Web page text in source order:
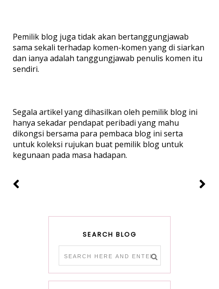
Pemilik blog juga tidak akan bertanggungjawab
sama sekali terhadap komen-komen yang di siarkan
dan ianya adalah tanggungjawab penulis komen itu
sendiri.
Segala artikel yang dihasilkan oleh pemilik blog ini
hanya sekadar pendapat peribadi yang mahu
dikongsi bersama para pembaca blog ini serta
untuk koleksi rujukan buat pemilik blog untuk
kegunaan pada masa hadapan.
SEARCH BLOG